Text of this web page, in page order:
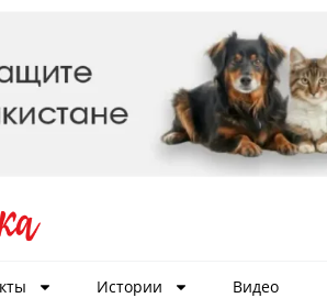
Истории Видео